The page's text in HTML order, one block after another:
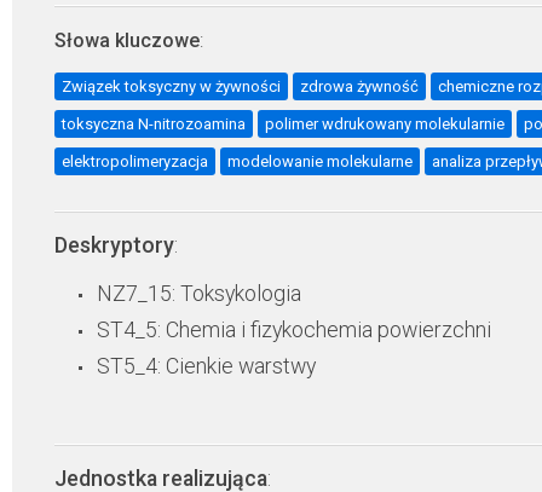
Słowa kluczowe:
Związek toksyczny w żywności zdrowa żywność chemiczne
toksyczna N-nitrozoamina polimer wdrukowany molekularnie
elektropolimeryzacja modelowanie molekularne analiza
Deskryptory:
NZ7_15: Toksykologia
ST4_5: Chemia i fizykochemia powierzchni
ST5_4: Cienkie warstwy
Jednostka realizująca: